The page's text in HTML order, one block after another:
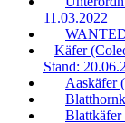
11.03.2022
Käfer
Stand:
Aaskäfer
Blattkäfer